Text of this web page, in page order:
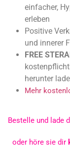
einfacher,
erleben
Positive
und innerer
FREE
herunter
Mehr
Bestelle und lade
oder höre sie dir